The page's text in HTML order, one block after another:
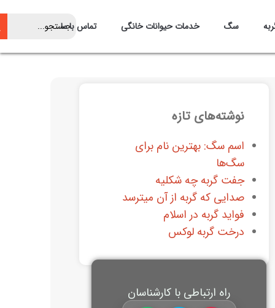
سگ خدمات حیوانات خانگی تماس با ما
نوشته‌های تازه
اسم سگ: بهترین نام برای
سگ‌ها
جفت گربه چه شکلیه
صدایی که گربه از آن میترسد
فواید گربه در اسلام
درخت گربه لوکس
راه ارتباطی با کارشناسان